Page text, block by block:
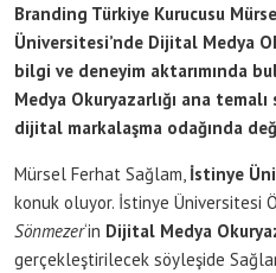
Branding Türkiye Kurucusu
Üniversitesi’nde Dijital Medya
bilgi ve deneyim aktarımında
Medya Okuryazarlığı ana
dijital markalaşma odağında
Mürsel Ferhat Sağlam, İstinye
konuk oluyor. İstinye Üniversitesi
Sönmezer‘in Dijital Medya
gerçekleştirilecek söyleşide